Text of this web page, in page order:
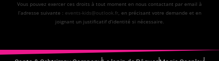
Vous pouvez exercer ces droits à tout moment en nous contactant par email à
l’adresse suivante : events-kids@outlook.fr, en précisant votre demande et en
joignant un justificatif d’identité si nécessaire.